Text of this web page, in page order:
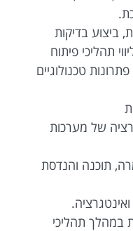
ביצוע בדיקות
תהליכי פיתוח
טכנולוגיים
של מערכות
תוכנה והנדסת
במהלך תהליכי